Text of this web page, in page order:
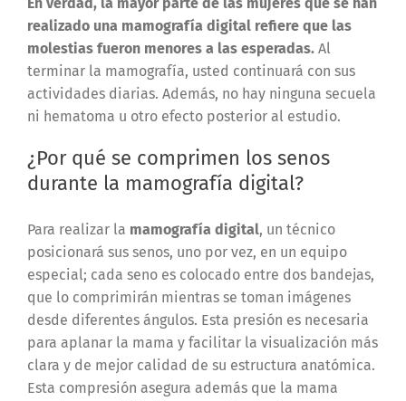
realizado una mamografía digital refiere que las
molestias fueron menores a las esperadas. Al
terminar la mamografía, usted continuará con sus
actividades diarias. Además, no hay ninguna secuela
ni hematoma u otro efecto posterior al estudio.
¿Por qué se comprimen los senos
durante la mamografía digital?
Para realizar la mamografía digital, un técnico
posicionará sus senos, uno por vez, en un equipo
especial; cada seno es colocado entre dos bandejas,
que lo comprimirán mientras se toman imágenes
desde diferentes ángulos. Esta presión es necesaria
para aplanar la mama y facilitar la visualización más
clara y de mejor calidad de su estructura anatómica.
Esta compresión asegura además que la mama